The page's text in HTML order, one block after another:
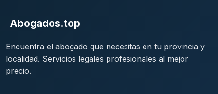
Abogados.top
Encuentra el abogado que necesitas en tu provincia y
localidad. Servicios legales profesionales al mejor
precio.